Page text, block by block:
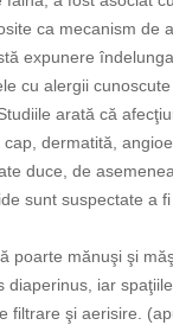
ca mecanism de
expunere
cu alergii
arată că
dermatită,
duce, de
sunt suspectate a
poarte mănuşi şi
diaperinus, iar
filtrare şi aerisire.